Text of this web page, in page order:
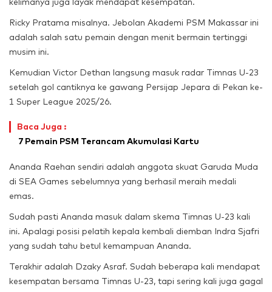
Ricky Pratama misalnya. Jebolan Akademi PSM Makassar ini
adalah salah satu pemain dengan menit bermain tertinggi
musim ini.
Kemudian Victor Dethan langsung masuk radar Timnas U-23
setelah gol cantiknya ke gawang Persijap Jepara di Pekan ke-
1 Super League 2025/26.
Baca Juga :
7 Pemain PSM Terancam Akumulasi Kartu
Ananda Raehan sendiri adalah anggota skuat Garuda Muda
di SEA Games sebelumnya yang berhasil meraih medali
emas.
Sudah pasti Ananda masuk dalam skema Timnas U-23 kali
ini. Apalagi posisi pelatih kepala kembali diemban Indra Sjafri
yang sudah tahu betul kemampuan Ananda.
Terakhir adalah Dzaky Asraf. Sudah beberapa kali mendapat
kesempatan bersama Timnas U-23, tapi sering kali juga gagal